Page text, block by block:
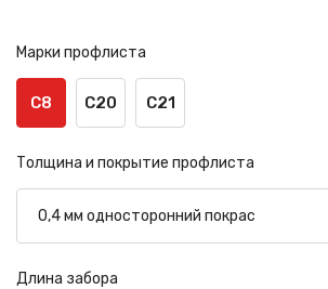
Марки профлиста
С8 С20 С21
Толщина и покрытие профлиста
Длина забора